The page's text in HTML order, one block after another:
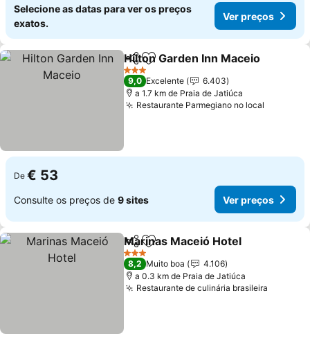
Selecione as datas para ver os preços
exatos.
Ver preços
PartilharAdicionar aos favoritos
Hilton Garden Inn Maceio
3 Estrelas
9,0 Excelente
6.403
a 1.7 km de Praia de Jatiúca
Restaurante Parmegiano no local
De € 53
Consulte os preços de 9 sites Ver preços
PartilharAdicionar aos favoritos
Marinas Maceió Hotel
3 Estrelas
8,2 Muito boa
4.106
a 0.3 km de Praia de Jatiúca
Restaurante de culinária brasileira